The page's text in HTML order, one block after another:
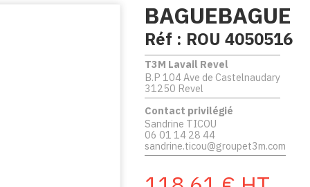
BAGUEBAGUE
Réf : ROU 4050516
T3M Lavail Revel
B.P 104 Ave de Castelnaudary
31250 Revel
Contact privilégié
Sandrine TICOU
06 01 14 28 44
sandrine.ticou@groupet3m.com